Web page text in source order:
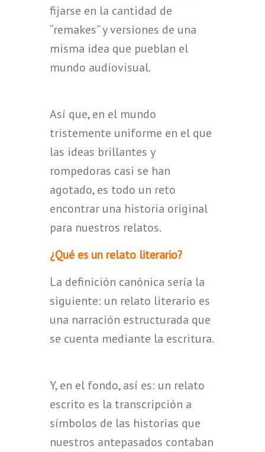
fijarse en la cantidad de
“remakes” y versiones de una
misma idea que pueblan el
mundo audiovisual.
Así que, en el mundo
tristemente uniforme en el que
las ideas brillantes y
rompedoras casi se han
agotado, es todo un reto
encontrar una historia original
para nuestros relatos.
¿Qué es un relato literario?
La definición canónica sería la
siguiente: un relato literario es
una narración estructurada que
se cuenta mediante la escritura.
Y, en el fondo, así es: un relato
escrito es la transcripción a
símbolos de las historias que
nuestros antepasados contaban